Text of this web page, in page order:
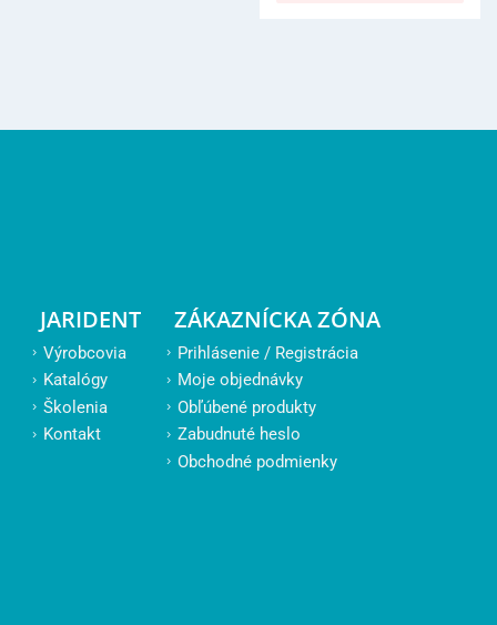
JARIDENT
Výrobcovia
Katalógy
Školenia
Kontakt
ZÁKAZNÍCKA ZÓNA
Prihlásenie / Registrácia
Moje objednávky
Obľúbené produkty
Zabudnuté heslo
Obchodné podmienky